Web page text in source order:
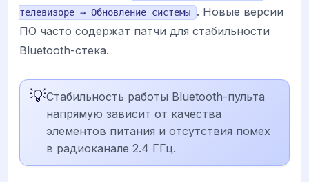
телевизоре → Обновление системы
. Новые версии
ПО часто содержат патчи для стабильности
Bluetooth-стека.
💡Стабильность работы Bluetooth-пульта
напрямую зависит от качества
элементов питания и отсутствия помех
в радиоканале 2.4 ГГц.